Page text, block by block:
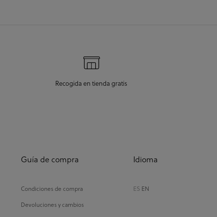
Recogida en tienda gratis
Guía de compra
Condiciones de compra
Devoluciones y cambios
Idioma
ES EN